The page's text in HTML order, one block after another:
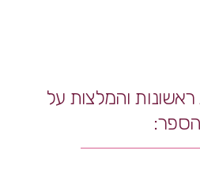
ראשונות והמלצות על
הספר: